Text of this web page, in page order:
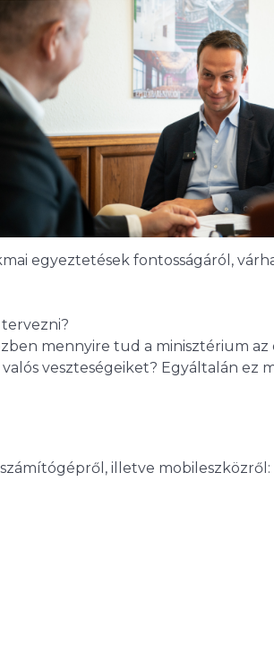
egyeztetések fontosságáról,
mennyire tud a minisztérium az
veszteségeiket? Egyáltalán ez
illetve mobileszközről: